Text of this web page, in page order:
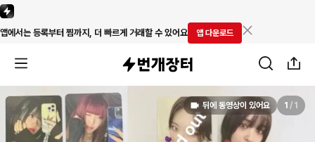
앱에서는 등록부터 찜까지, 더 빠르게 거래할 수 있어요 앱 다운로드
뒤에 동영상이 있어요 1 / 1